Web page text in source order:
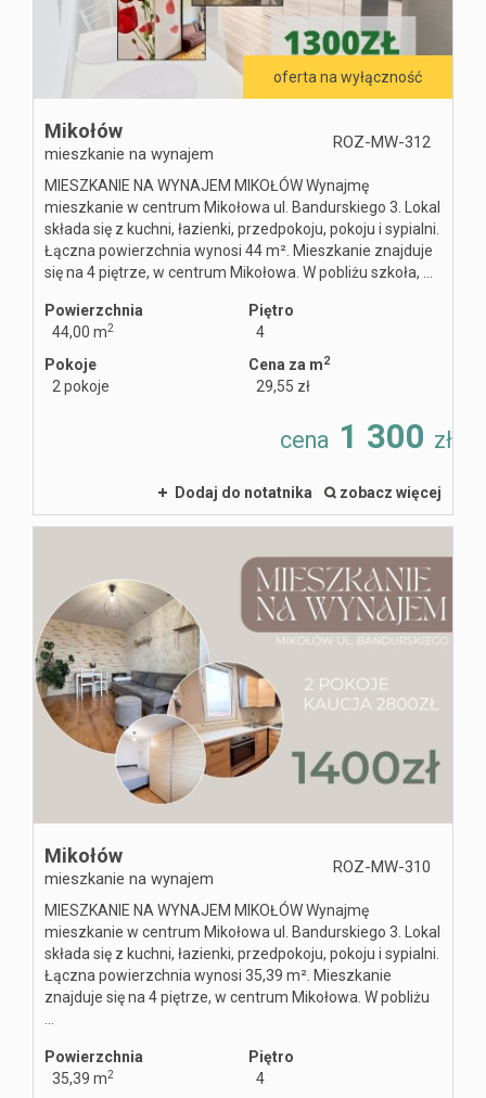
oferta na wyłączność
Mikołów
mieszkanie na wynajem
ROZ-MW-312
MIESZKANIE NA WYNAJEM MIKOŁÓW Wynajmę
mieszkanie w centrum Mikołowa ul. Bandurskiego 3. Lokal
składa się z kuchni, łazienki, przedpokoju, pokoju i sypialni.
Łączna powierzchnia wynosi 44 m². Mieszkanie znajduje
się na 4 piętrze, w centrum Mikołowa. W pobliżu szkoła, ...
Powierzchnia
44,00 m2
Piętro
4
Pokoje
2 pokoje
Cena za m2
29,55 zł
cena 1 300 zł
Dodaj do notatnika zobacz więcej
Mikołów
mieszkanie na wynajem
ROZ-MW-310
MIESZKANIE NA WYNAJEM MIKOŁÓW Wynajmę
mieszkanie w centrum Mikołowa ul. Bandurskiego 3. Lokal
składa się z kuchni, łazienki, przedpokoju, pokoju i sypialni.
Łączna powierzchnia wynosi 35,39 m². Mieszkanie
znajduje się na 4 piętrze, w centrum Mikołowa. W pobliżu
Powierzchnia
35,39 m2
Piętro
4